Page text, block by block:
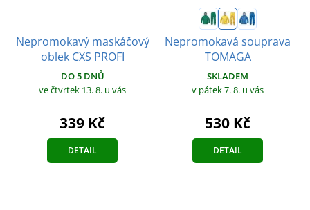
Nepromokavý maskáčový
oblek CXS PROFI
DO 5 DNŮ
ve čtvrtek 13. 8. u vás
339 Kč
DETAIL
Nepromokavá souprava
TOMAGA
SKLADEM
v pátek 7. 8. u vás
530 Kč
DETAIL